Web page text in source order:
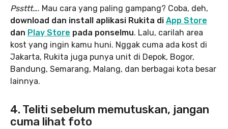
Pssttt…. Mau cara yang paling gampang? Coba, deh,
download dan install aplikasi Rukita di App Store
dan Play Store pada ponselmu. Lalu, carilah area
kost yang ingin kamu huni. Nggak cuma ada kost di
Jakarta, Rukita juga punya unit di Depok, Bogor,
Bandung, Semarang, Malang, dan berbagai kota besar
lainnya.
4. Teliti sebelum memutuskan, jangan
cuma lihat foto